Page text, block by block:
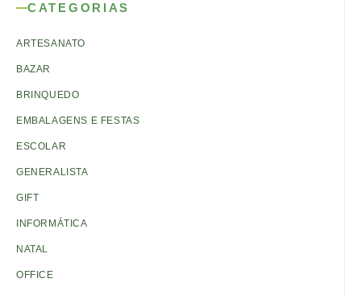
CATEGORIAS
ARTESANATO
BAZAR
BRINQUEDO
EMBALAGENS E FESTAS
ESCOLAR
GENERALISTA
GIFT
INFORMÁTICA
NATAL
OFFICE